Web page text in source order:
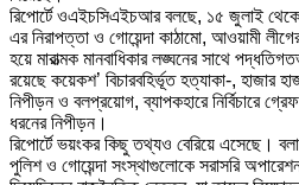
রিপোর্টে ওএইচসিএইচআর বলছে, ১৫ জুলাই
এর নিরাপত্তা ও গোয়েন্দা কাঠামো, আওয়ামী
হয়ে মারাত্মক মানবাধিকার লঙ্ঘনের সাথে
রয়েছে কয়েকশ’ বিচারবহির্ভূত হত্যাকা-, হাজার
নিপীড়ন ও বলপ্রয়োগ, ব্যাপকহারে নির্বিচারে
ধরনের নিপীড়ন।
রিপোর্টে ভয়ংকর কিছু তথ্যও বেরিয়ে এসেছে। বলা
পুলিশ ও গোয়েন্দা সংস্থাগুলোকে সরাসরি